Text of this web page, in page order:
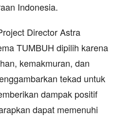
Indonesia.
Director Astra
TUMBUH dipilih karena
kemakmuran, dan
tekad untuk
dampak positif
dapat memenuhi